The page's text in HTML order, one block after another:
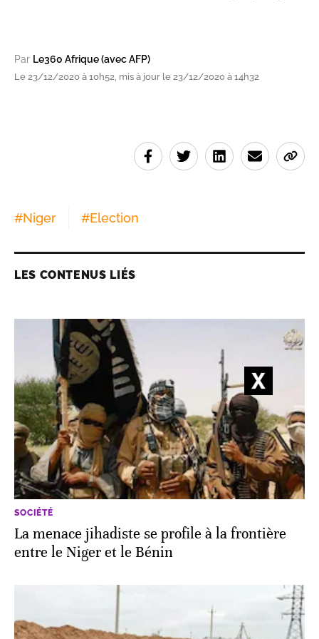
Par Le360 Afrique (avec AFP)
Le 23/12/2020 à 10h52, mis à jour le 23/12/2020 à 14h32
#Niger #Election
LES CONTENUS LIÉS
SOCIÉTÉ
La menace jihadiste se profile à la frontière
entre le Niger et le Bénin